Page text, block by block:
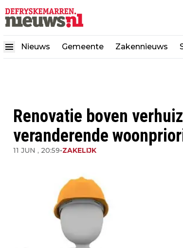
Nieuws Gemeente Zakennieuws
Renovatie boven
veranderende
11 JUN , 20:59•ZAKELIJK